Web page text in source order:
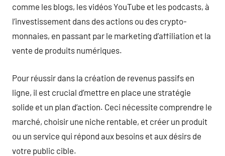
comme les blogs, les vidéos YouTube et les podcasts, à
l’investissement dans des actions ou des crypto-
monnaies, en passant par le marketing d’affiliation et la
vente de produits numériques.
Pour réussir dans la création de revenus passifs en
ligne, il est crucial d’mettre en place une stratégie
solide et un plan d’action. Ceci nécessite comprendre le
marché, choisir une niche rentable, et créer un produit
ou un service qui répond aux besoins et aux désirs de
votre public cible.